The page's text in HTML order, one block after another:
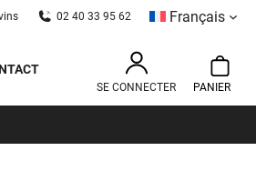
02 40 33 95 62
Français
SE CONNECTER